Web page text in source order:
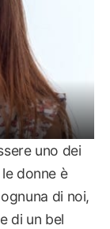
uno dei
donne è
di noi,
di un bel